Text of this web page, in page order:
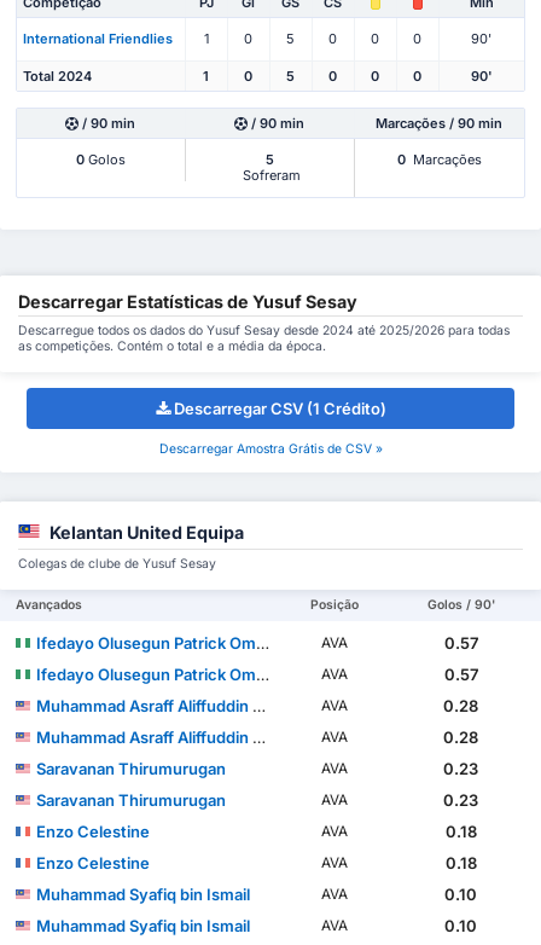
International Friendlies 1 0 5 0 0 0 90'
Total 2024 1 0 5 0 0 0 90'
/ 90 min / 90 min Marcações / 90 min
0Golos
5
Sofreram
0 Marcações
Descarregar Estatísticas de Yusuf Sesay
Descarregue todos os dados do Yusuf Sesay desde 2024 até 2025/2026 para todas
as competições. Contém o total e a média da época.
Descarregar CSV (1 Crédito)
Descarregar Amostra Grátis de CSV »
Kelantan United Equipa
Colegas de clube de Yusuf Sesay
Avançados Posição Golos / 90'
Ifedayo Olusegun Patrick Omosuyi AVA
0.57
Ifedayo Olusegun Patrick Omosuyi
AVA
0.57
Muhammad Asraff Aliffuddin bin Yasin
AVA
0.28
Muhammad Asraff Aliffuddin bin Yasin
AVA
0.28
Saravanan Thirumurugan
AVA
0.23
Saravanan Thirumurugan
AVA
0.23
Enzo Celestine
AVA
0.18
Enzo Celestine
AVA
0.18
Muhammad Syafiq bin Ismail
AVA
0.10
Muhammad Syafiq bin Ismail
AVA
0.10